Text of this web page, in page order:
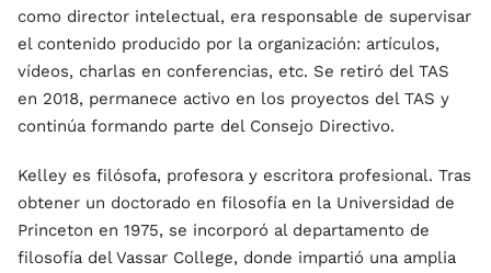
como director intelectual, era responsable de supervisar
el contenido producido por la organización: artículos,
vídeos, charlas en conferencias, etc. Se retiró del TAS
en 2018, permanece activo en los proyectos del TAS y
continúa formando parte del Consejo Directivo.
Kelley es filósofa, profesora y escritora profesional. Tras
obtener un doctorado en filosofía en la Universidad de
Princeton en 1975, se incorporó al departamento de
filosofía del Vassar College, donde impartió una amplia